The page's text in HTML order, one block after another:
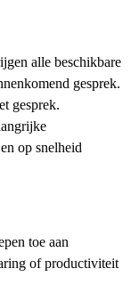
alle beschikbare
gesprek.
gesprek.
op snelheid
toe aan
of productiviteit